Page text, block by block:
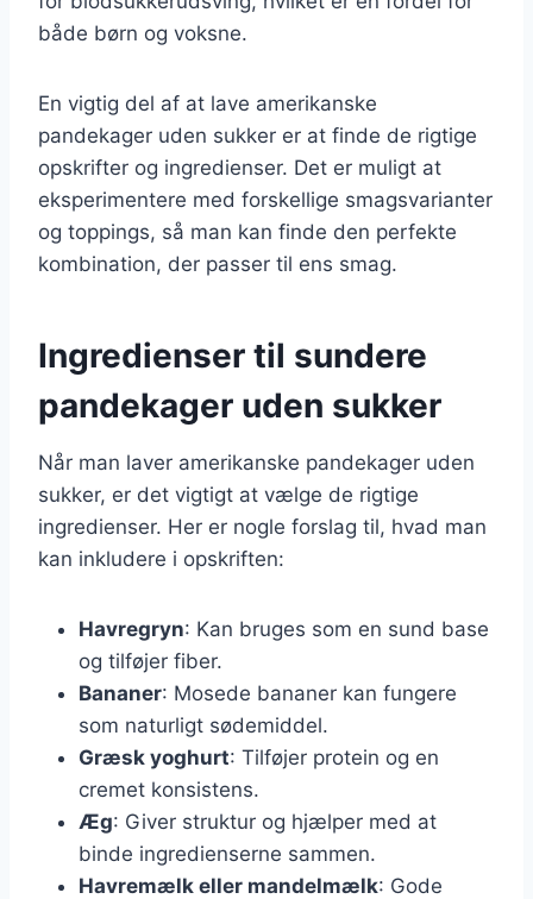
både børn og voksne.
En vigtig del af at lave amerikanske
pandekager uden sukker er at finde de rigtige
opskrifter og ingredienser. Det er muligt at
eksperimentere med forskellige smagsvarianter
og toppings, så man kan finde den perfekte
kombination, der passer til ens smag.
Ingredienser til sundere
pandekager uden sukker
Når man laver amerikanske pandekager uden
sukker, er det vigtigt at vælge de rigtige
ingredienser. Her er nogle forslag til, hvad man
kan inkludere i opskriften:
Havregryn: Kan bruges som en sund base
og tilføjer fiber.
Bananer: Mosede bananer kan fungere
som naturligt sødemiddel.
Græsk yoghurt: Tilføjer protein og en
cremet konsistens.
Æg: Giver struktur og hjælper med at
binde ingredienserne sammen.
Havremælk eller mandelmælk: Gode